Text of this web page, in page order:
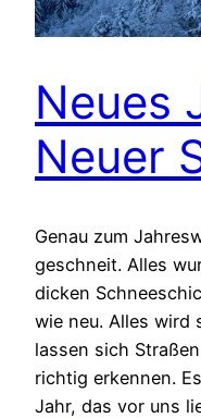
Neues
Neuer
Genau zum
geschneit. Alles
dicken
wie neu. Alles wird
lassen sich
richtig erkennen.
Jahr, das vor uns